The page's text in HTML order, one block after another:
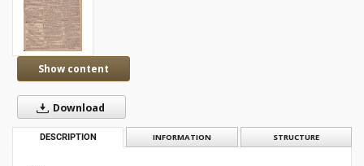
Show content
Download
DESCRIPTION INFORMATION STRUCTURE